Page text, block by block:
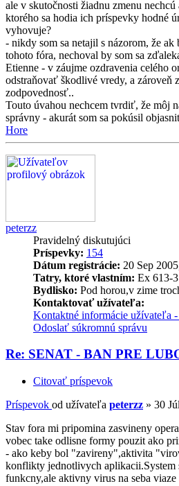
ale v skutočnosti žiadnu zmenu
ktorého sa hodia ich príspevky hodné
vyhovuje?
- nikdy som sa netajil s názorom, že
tohoto fóra, nechoval by som sa
Etienne - v záujme ozdravenia celého
odstraňovať škodlivé vredy, a zároveň
zodpovednosť..
Touto úvahou nechcem tvrdiť, že môj
správny - akurát som sa pokúsil
Hore
peterzz
Pravidelný diskutujúci
Príspevky: 154
Dátum registrácie: 20 Sep
Tatry, ktoré vlastním: Ex 613-
Bydlisko: Pod horou,v zime
Kontaktovať užívateľa:
Kontaktné informácie užívateľa -
Odoslať súkromnú správu
Re: SENAT - BAN PRE
Citovať príspevok
Príspevok od užívateľa peterzz » 30
Stav fora mi pripomina zasvineny
vobec take odlisne formy pouzit ako
- ako keby bol "zavireny",aktivita
konflikty jednotlivych aplikacii.System
funkcny,ale aktivny virus na seba